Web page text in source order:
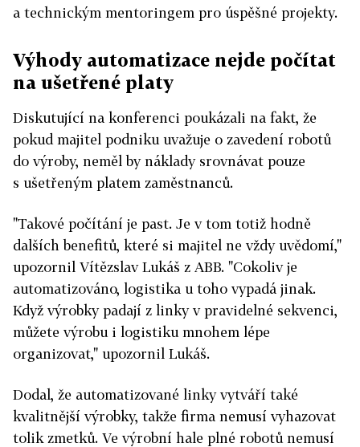
a technickým mentoringem pro úspěšné projekty.
Výhody automatizace nejde počítat
na ušetřené platy
Diskutující na konferenci poukázali na fakt, že
pokud majitel podniku uvažuje o zavedení robotů
do výroby, neměl by náklady srovnávat pouze
s ušetřeným platem zaměstnanců.
"Takové počítání je past. Je v tom totiž hodně
dalších benefitů, které si majitel ne vždy uvědomí,"
upozornil Vítězslav Lukáš z ABB. "Cokoliv je
automatizováno, logistika u toho vypadá jinak.
Když výrobky padají z linky v pravidelné sekvenci,
můžete výrobu i logistiku mnohem lépe
organizovat," upozornil Lukáš.
Dodal, že automatizované linky vytváří také
kvalitnější výrobky, takže firma nemusí vyhazovat
tolik zmetků. Ve výrobní hale plné robotů nemusí